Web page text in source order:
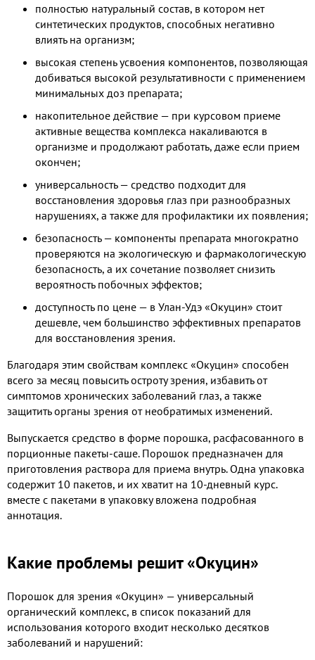
полностью натуральный состав, в котором нет
синтетических продуктов, способных негативно
влиять на организм;
высокая степень усвоения компонентов, позволяющая
добиваться высокой результативности с применением
минимальных доз препарата;
накопительное действие — при курсовом приеме
активные вещества комплекса накаливаются в
организме и продолжают работать, даже если прием
окончен;
универсальность — средство подходит для
восстановления здоровья глаз при разнообразных
нарушениях, а также для профилактики их появления;
безопасность — компоненты препарата многократно
проверяются на экологическую и фармакологическую
безопасность, а их сочетание позволяет снизить
вероятность побочных эффектов;
доступность по цене — в Улан-Удэ «Окуцин» стоит
дешевле, чем большинство эффективных препаратов
для восстановления зрения.
Благодаря этим свойствам комплекс «Окуцин» способен
всего за месяц повысить остроту зрения, избавить от
симптомов хронических заболеваний глаз, а также
защитить органы зрения от необратимых изменений.
Выпускается средство в форме порошка, расфасованного в
порционные пакеты-саше. Порошок предназначен для
приготовления раствора для приема внутрь. Одна упаковка
содержит 10 пакетов, и их хватит на 10-дневный курс.
вместе с пакетами в упаковку вложена подробная
аннотация.
Какие проблемы решит «Окуцин»
Порошок для зрения «Окуцин» — универсальный
органический комплекс, в список показаний для
использования которого входит несколько десятков
заболеваний и нарушений: